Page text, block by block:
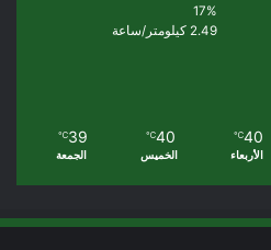
17%
2.49 كيلومتر/ساعة
40
℃
الأربعاء
40
℃
الخميس
39
℃
الجمعة